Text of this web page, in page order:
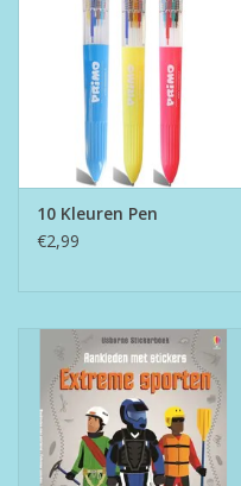
10 Kleuren Pen
€2,99